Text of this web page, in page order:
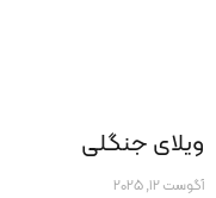
ويلاى جنگلى
آگوست 12, 2025